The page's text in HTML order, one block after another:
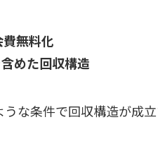
無料化
めた回収構造
な条件で回収構造が成